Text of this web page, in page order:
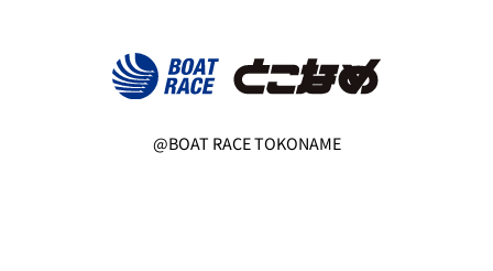
@BOAT RACE TOKONAME